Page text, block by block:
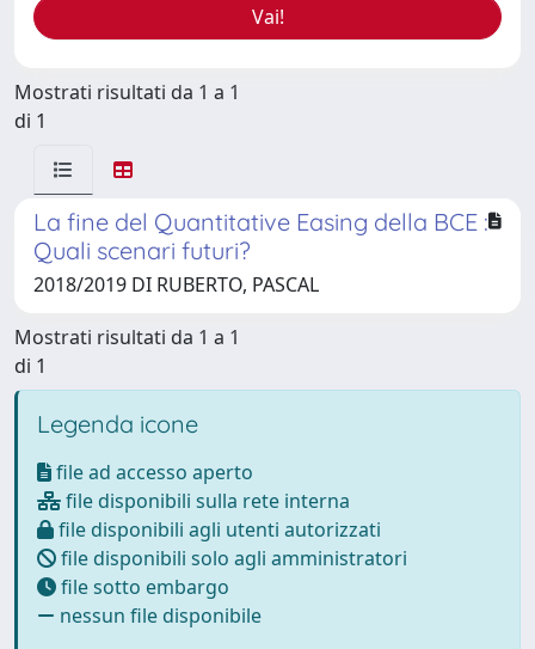
Mostrati risultati da 1 a 1
di 1
La fine del Quantitative Easing della BCE :
Quali scenari futuri?
2018/2019 DI RUBERTO, PASCAL
Mostrati risultati da 1 a 1
di 1
Legenda icone
file ad accesso aperto
file disponibili sulla rete interna
file disponibili agli utenti autorizzati
file disponibili solo agli amministratori
file sotto embargo
nessun file disponibile